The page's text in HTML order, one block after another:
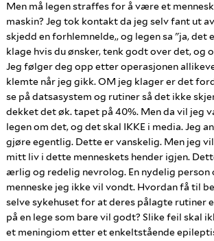
Men må legen straffes for å være et
maskin? Jeg tok kontakt da jeg selv fant ut
skjedd en forhlemnelde,, og legen sa "ja, det
klage hvis du ønsker, tenk godt over det, og
Jeg følger deg opp etter operasjonen
klemte når jeg gikk. OM jeg klager er det
se på datsasystem og rutiner så det ikke
dekket det øk. tapet på 40%. Men da vil jeg
legen om det, og det skal IKKE i media. Jeg
gjøre egentlig. Dette er vanskelig. Men jeg
mitt liv i dette menneskets hender igjen.
ærlig og redelig nevrolog. En nydelig person
menneske jeg ikke vil vondt. Hvordan få til
selve sykehuset for at deres pålagte rutiner
på en lege som bare vil godt? Slike feil skal
et meningiom etter et enkeltstående